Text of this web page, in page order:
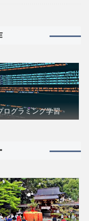
ログラミング学習